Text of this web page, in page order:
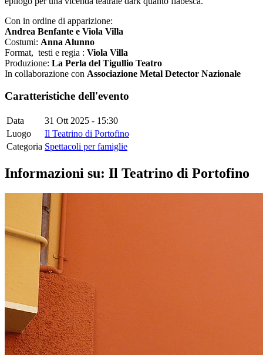
Con in ordine di apparizione:
Andrea Benfante e Viola Villa
Costumi: Anna Alunno
Format, testi e regia : Viola Villa
Produzione: La Perla del Tigullio Teatro
In collaborazione con Associazione Metal Detector Nazionale
Caratteristiche dell'evento
Data
31 Ott 2025 - 15:30
Luogo
Il Teatrino di Portofino
Categoria Spettacoli per famiglie
Informazioni su: Il Teatrino di Portofino